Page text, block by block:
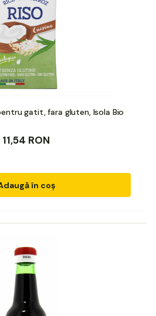
gatit, fara gluten, Isola Bio
11,54 RON
în coș